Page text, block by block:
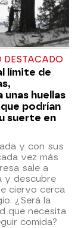
DESTACADO
límite de
unas huellas
podrían
suerte en
y con sus
vez más
sale a
y descubre
ciervo cerca
¿Será la
que necesita
comida?